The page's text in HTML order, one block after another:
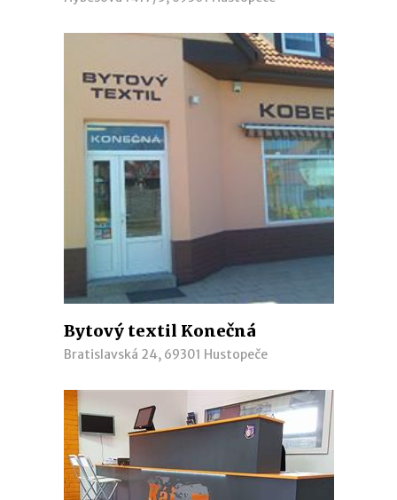
Bytový textil Konečná
Bratislavská 24, 69301 Hustopeče